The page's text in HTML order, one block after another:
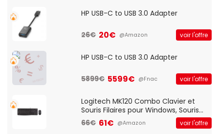
HP USB-C to USB 3.0 Adapter
26€ 20€ @Amazon voir l'offre
HP USB-C to USB 3.0 Adapter
5899€ 5599€ @Fnac voir l'offre
Logitech MK120 Combo Clavier et
Souris Filaires pour Windows, Souris
Optique Filaire, Connexion USB Plug
And Play, Confortable, Taille
66€ 61€ @Amazon voir l'offre